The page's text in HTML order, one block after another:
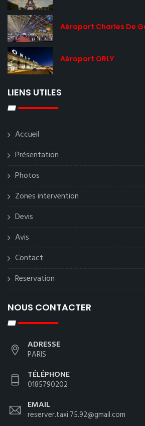
Aéroport Charles De
Aéroport ORLY
LIENS UTILES
Accueil
Présentation
Photos
Zones intervention
Devis
Avis
Contact
Reservation
NOUS CONTACTER
ADRESSE
PARIS
TÉLÉPHONE
0185790202
EMAIL
reserver.taxi.75.92@gmail.com